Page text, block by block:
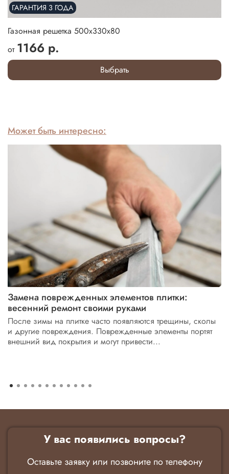
ГАРАНТИЯ 3 ГОДА
Газонная решетка 500х330х80
от 1166 р.
Выбрать
Может быть интересно:
Замена поврежденных элементов плитки:
весенний ремонт своими руками
После зимы на плитке часто появляются трещины, сколы
и другие повреждения. Поврежденные элементы портят
внешний вид покрытия и могут привести...
У вас появились вопросы?
Оставьте заявку или позвоните по телефону